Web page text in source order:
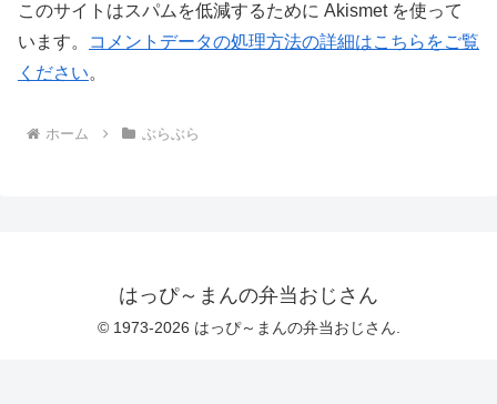
このサイトはスパムを低減するために Akismet を使って
います。
コメントデータの処理方法の詳細はこちらをご覧
ください。
ホーム ぶらぶら
はっぴ～まんの弁当おじさん
© 1973-2026 はっぴ～まんの弁当おじさん.